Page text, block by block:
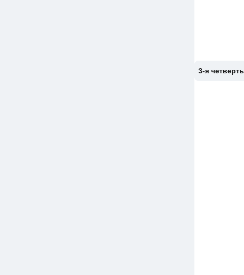
3-я четверть